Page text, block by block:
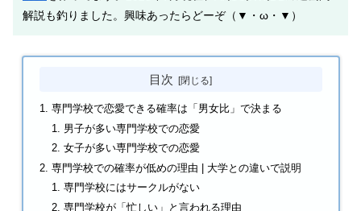
解説も釣りました。興味あったらどーぞ（▼・ω・▼）
目次
専門学校で恋愛できる確率は「男女比」で決まる
男子が多い専門学校での恋愛
女子が多い専門学校での恋愛
専門学校での確率が低めの理由 | 大学との違いで説明
専門学校にはサークルがない
専門学校が「忙しい」と言われる理由